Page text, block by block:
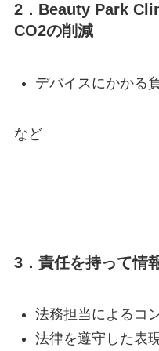
2．Beauty Park
CO2の削減
デバイスにかかる
など
3．責任を持って情
法務担当によるコ
法律を遵守した表